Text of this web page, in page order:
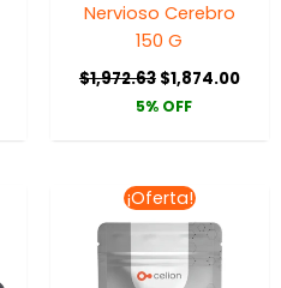
Nervioso Cerebro
150 G
$1,972.63 $1,874.00
5% OFF
¡Oferta!
El
precio
original
era:
$3,998.95.